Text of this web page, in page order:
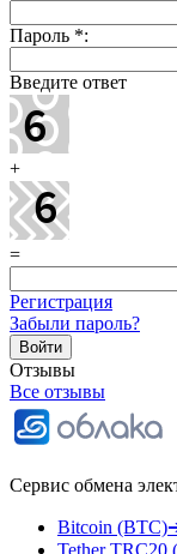
Пароль *:
Введите ответ
+
=
Регистрация
Забыли пароль?
Отзывы
Все отзывы
Сервис обмена
Bitcoin
Tether